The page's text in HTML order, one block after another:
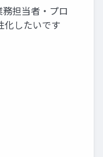
担当者・プロ
化したいです